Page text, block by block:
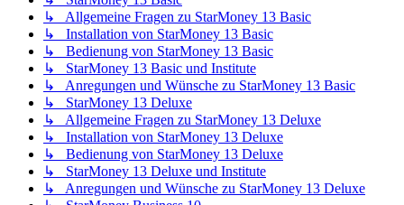
↳ Allgemeine Fragen zu StarMoney 13 Basic
↳ Installation von StarMoney 13 Basic
↳ Bedienung von StarMoney 13 Basic
↳ StarMoney 13 Basic und Institute
↳ Anregungen und Wünsche zu StarMoney 13 Basic
↳ StarMoney 13 Deluxe
↳ Allgemeine Fragen zu StarMoney 13 Deluxe
↳ Installation von StarMoney 13 Deluxe
↳ Bedienung von StarMoney 13 Deluxe
↳ StarMoney 13 Deluxe und Institute
↳ Anregungen und Wünsche zu StarMoney 13 Deluxe